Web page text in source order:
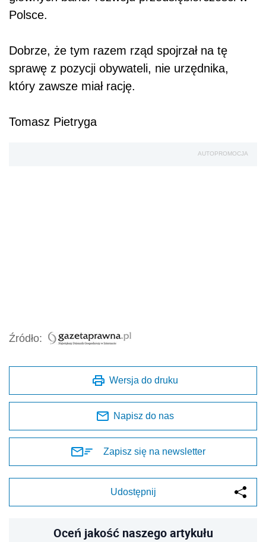
Polsce.
Dobrze, że tym razem rząd spojrzał na tę
sprawę z pozycji obywateli, nie urzędnika,
który zawsze miał rację.
Tomasz Pietryga
AUTOPROMOCJA
Źródło:
Wersja do druku
Napisz do nas
Zapisz się na newsletter
Udostępnij
Oceń jakość naszego artykułu